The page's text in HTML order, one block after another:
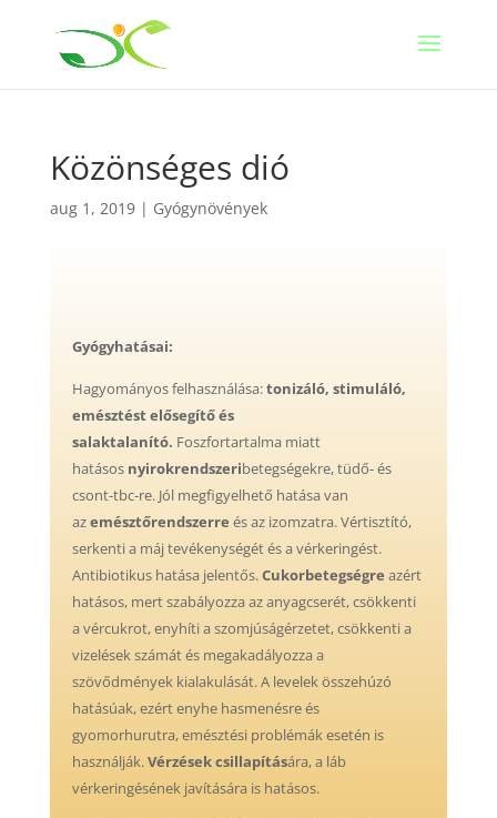
Közönséges dió
aug 1, 2019| Gyógynövények
Gyógyhatásai:
Hagyományos felhasználása:tonizáló, stimuláló,
emésztést elősegítő és
salaktalanító. Foszfortartalma miatt
hatásos nyirokrendszeribetegségekre, tüdő- és
csont-tbc-re. Jól megfigyelhető hatása van
azemésztőrendszerre és az izomzatra. Vértisztító,
serkenti a máj tevékenységét és a vérkeringést.
Antibiotikus hatása jelentős.Cukorbetegségre azért
hatásos, mert szabályozza az anyagcserét, csökkenti
a vércukrot, enyhíti a szomjúságérzetet, csökkenti a
vizelések számát és megakadályozza a
szövődmények kialakulását. A levelek összehúzó
hatásúak, ezért enyhe hasmenésre és
gyomorhurutra, emésztési problémák esetén is
használják.Vérzések csillapítására, a láb
vérkeringésének javítására is hatásos.